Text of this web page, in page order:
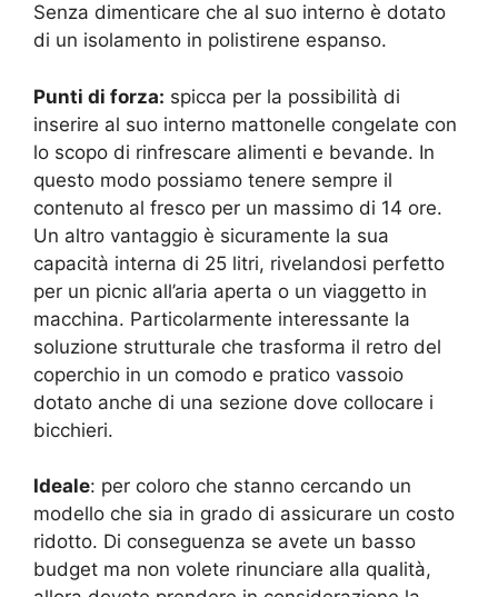
Senza dimenticare che al suo interno è dotato
di un isolamento in polistirene espanso.
Punti di forza: spicca per la possibilità di
inserire al suo interno mattonelle congelate con
lo scopo di rinfrescare alimenti e bevande. In
questo modo possiamo tenere sempre il
contenuto al fresco per un massimo di 14 ore.
Un altro vantaggio è sicuramente la sua
capacità interna di 25 litri, rivelandosi perfetto
per un picnic all’aria aperta o un viaggetto in
macchina. Particolarmente interessante la
soluzione strutturale che trasforma il retro del
coperchio in un comodo e pratico vassoio
dotato anche di una sezione dove collocare i
bicchieri.
Ideale: per coloro che stanno cercando un
modello che sia in grado di assicurare un costo
ridotto. Di conseguenza se avete un basso
budget ma non volete rinunciare alla qualità,